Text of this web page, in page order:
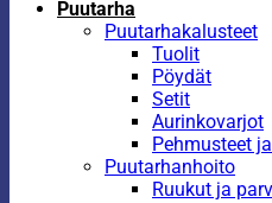
Puutarha
Puutarhakalusteet
Tuolit
Pöydät
Setit
Aurinkovarjot
Pehmusteet
Puutarhanhoito
Ruukut ja